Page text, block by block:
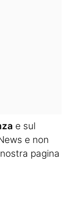
e sul
e non
pagina